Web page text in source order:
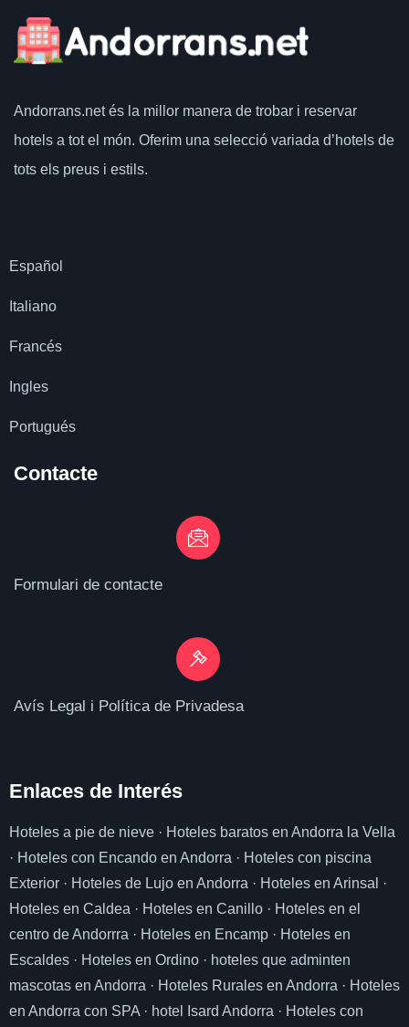
Andorrans.netés la millor manera de trobar i reservar
hotels a tot el món. Oferim una selecció variada d’hotels de
tots els preus i estils.
Español
Italiano
Francés
Ingles
Portugués
Contacte
Formulari de contacte
Avís Legal i Política de Privadesa
Enlaces de Interés
Hoteles a pie de nieve · Hoteles baratos en Andorra la Vella
· Hoteles con Encando en Andorra · Hoteles con piscina
Exterior · Hoteles de Lujo en Andorra · Hoteles en Arinsal
·
Hoteles en Caldea · Hoteles en Canillo · Hoteles en el
centro de Andorrra · Hoteles en Encamp · Hoteles en
Escaldes · Hoteles en Ordino · hoteles que adminten
mascotas en Andorra · Hoteles Rurales en Andorra · Hoteles
en Andorra con SPA · hotel Isard Andorra · Hoteles con